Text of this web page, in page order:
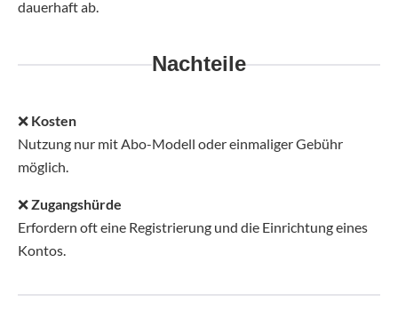
dauerhaft ab.
Nachteile
❌ Kosten
Nutzung nur mit Abo-Modell oder einmaliger Gebühr
möglich.
❌Zugangshürde
Erfordern oft eine Registrierung und die Einrichtung eines
Kontos.